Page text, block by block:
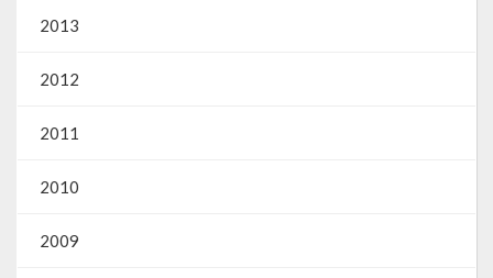
2013
2012
2011
2010
2009